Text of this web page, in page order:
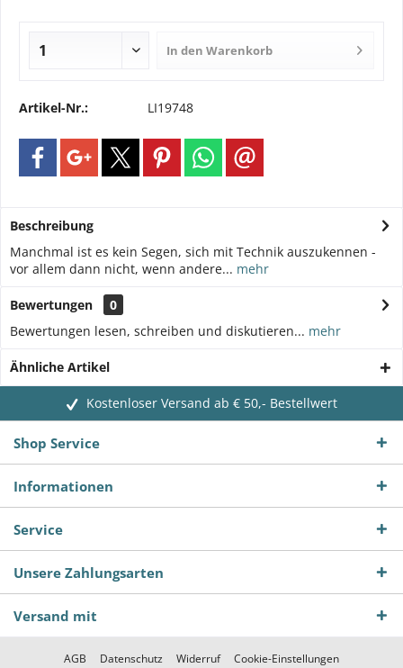
In den Warenkorb
Artikel-Nr.: LI19748
Beschreibung
Manchmal ist es kein Segen, sich mit Technik auszukennen -
vor allem dann nicht, wenn andere... mehr
Bewertungen
0
Bewertungen lesen, schreiben und diskutieren... mehr
Ähnliche Artikel
Kostenloser Versand ab € 50,- Bestellwert
Shop Service
Informationen
Service
Unsere Zahlungsarten
Versand mit
AGB Datenschutz Widerruf
Cookie-Einstellungen